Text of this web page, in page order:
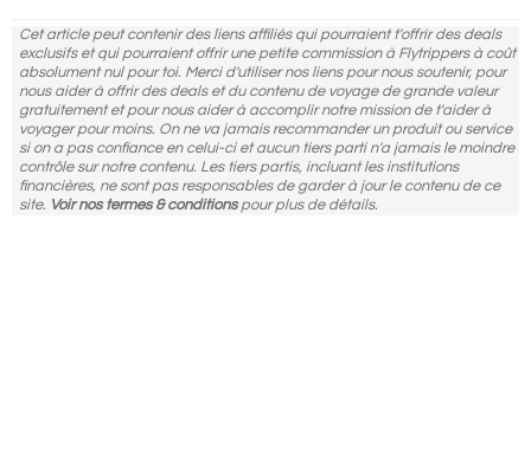
Cet article peut contenir des liens affiliés qui pourraient t'offrir des deals
exclusifs et qui pourraient offrir une petite commission à Flytrippers à coût
absolument nul pour toi. Merci d'utiliser nos liens pour nous soutenir, pour
nous aider à offrir des deals et du contenu de voyage de grande valeur
gratuitement et pour nous aider à accomplir notre mission de t'aider à
voyager pour moins. On ne va jamais recommander un produit ou service
si on a pas confiance en celui-ci et aucun tiers parti n'a jamais le moindre
contrôle sur notre contenu. Les tiers partis, incluant les institutions
financières, ne sont pas responsables de garder à jour le contenu de ce
site. Voir nos termes & conditionspour plus de détails.